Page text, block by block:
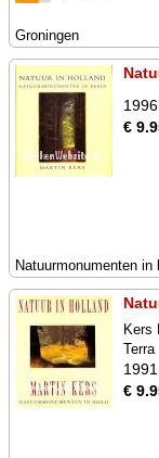
Groningen
1996
€
Natuurmonumenten in
Kers
Terra
1991
€